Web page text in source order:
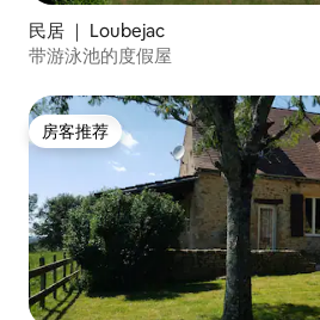
民居 ｜ Loubejac
带游泳池的度假屋
房客推荐
房客推荐